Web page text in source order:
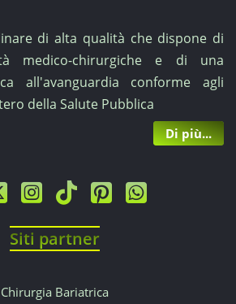
di alta qualità che dispone di
medico-chirurgiche e di una
all'avanguardia conforme agli
della Salute Pubblica
Di più...
Siti partner
Chirurgia Bariatrica